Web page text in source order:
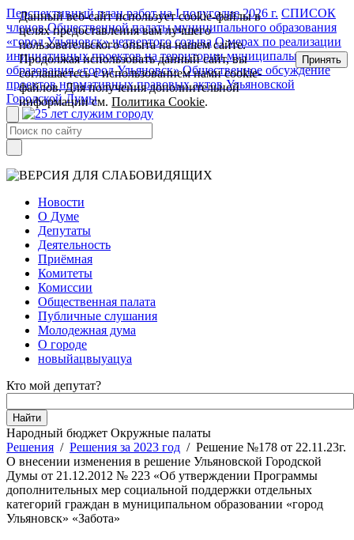
Перспективный план работ на I полугодие 2026 г. СПИСОК
членов Общественной палаты муниципального образования
«город Ульяновск» четвертого созыва О мерах по реализации
инициативных проектов на территории муниципального
образования «город Ульяновск» Общественное обсуждение
проектов нормативных правовых актов Ульяновской
Городской Думы
Новости
О Думе
Депутаты
Деятельность
Приёмная
Комитеты
Комиссии
Общественная палата
Публичные слушания
Молодежная дума
О городе
новыйацвыуацуа
Кто мой депутат?
Народный бюджет Окружные палаты
Решения / Решения за 2023 год / Решение №178 от 22.11.23г.
О внесении изменения в решение Ульяновской Городской
Думы от 21.12.2012 № 223 «Об утверждении Программы
дополнительных мер социальной поддержки отдельных
категорий граждан в муниципальном образовании «город
Ульяновск» «Забота»
Данный веб-сайт использует cookie-файлы в
целях предоставления вам лучшего
пользовательского опыта на нашем сайте.
Продолжая использовать данный сайт, вы
соглашаетесь с использованием нами cookie-
файлов. Для получения дополнительной
информации см.Политика Cookie.
Принять